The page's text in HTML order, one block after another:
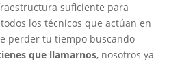
suficiente para
los técnicos que actúan en
perder tu tiempo buscando
que llamarnos, nosotros ya